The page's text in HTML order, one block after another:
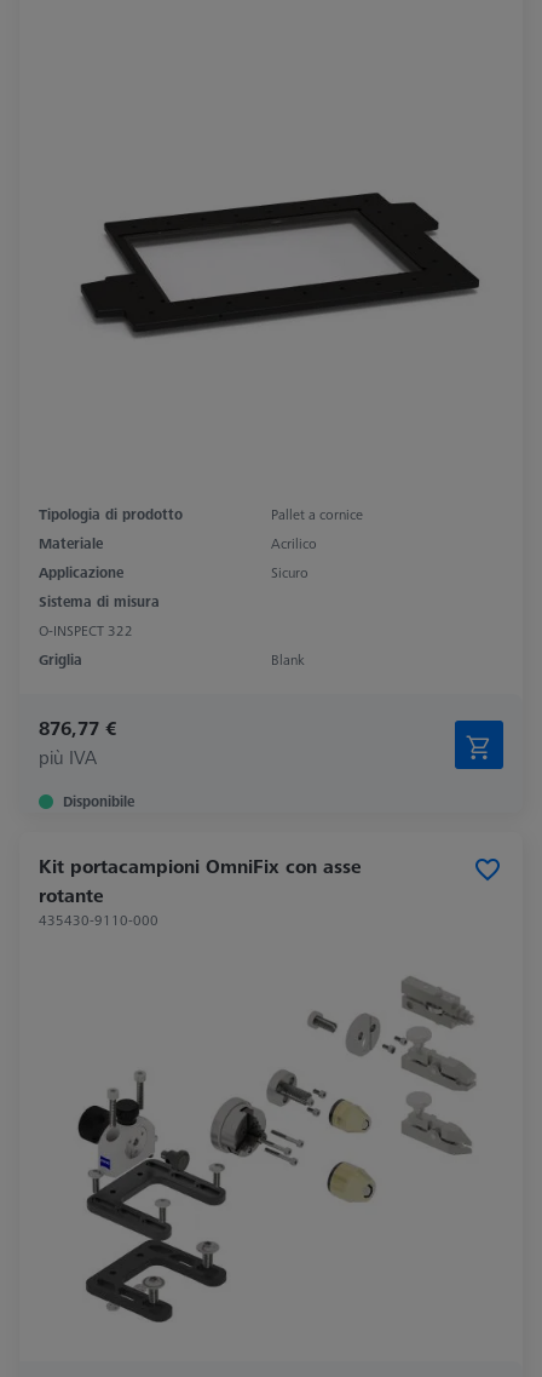
Tipologia di prodotto
Pallet a cornice
Materiale
Acrilico
Applicazione
Sicuro
Sistema di misura
O-INSPECT 322
Griglia
Blank
876,77 €
più IVA
Disponibile
Kit portacampioni OmniFix con asse
rotante
435430-9110-000